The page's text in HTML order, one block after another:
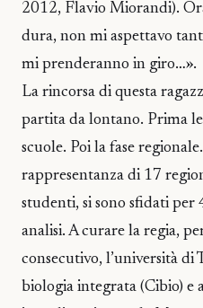
2012, Flavio Miorandi).
dura, non mi aspettavo
mi prenderanno in giro…».
La rincorsa di questa
partita da lontano. Prima
scuole. Poi la fase
rappresentanza di 17
studenti, si sono sfidati per
analisi. A curare la regia,
consecutivo, l’università di
biologia integrata (Cibio) e